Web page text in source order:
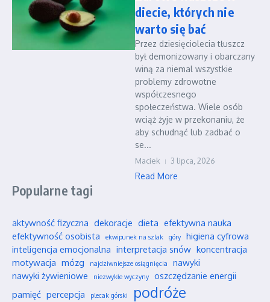
diecie, których nie
warto się bać
Przez dziesięciolecia tłuszcz
był demonizowany i obarczany
winą za niemal wszystkie
problemy zdrowotne
współczesnego
społeczeństwa. Wiele osób
wciąż żyje w przekonaniu, że
aby schudnąć lub zadbać o
se...
Maciek 3 lipca, 2026
Read More
Popularne tagi
aktywność fizyczna dekoracje dieta efektywna nauka
efektywność osobista
ekwipunek na szlak góry
higiena cyfrowa
inteligencja emocjonalna interpretacja snów koncentracja
motywacja mózg najdziwniejsze osiągnięcia
nawyki
nawyki żywieniowe
niezwykłe wyczyny
oszczędzanie energii
pamięć percepcja plecak górski podróże